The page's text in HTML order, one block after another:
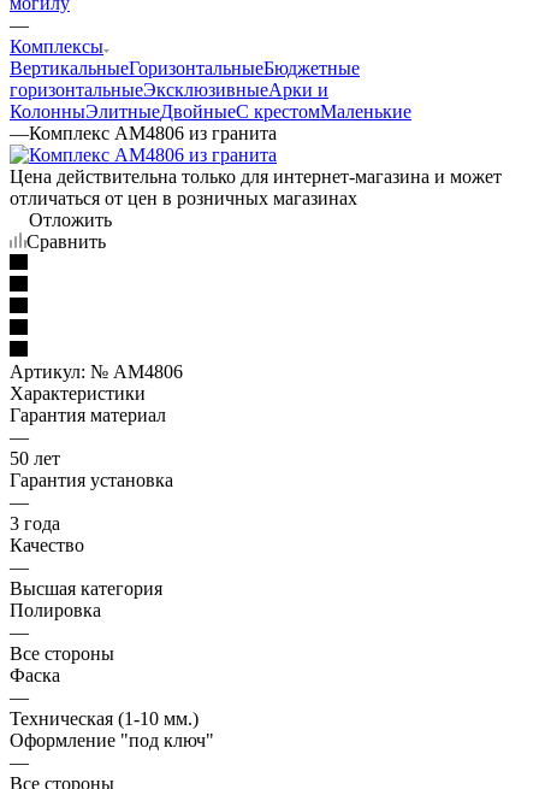
—
Комплексы
ВертикальныеГоризонтальныеБюджетные
горизонтальныеЭксклюзивныеАрки и
КолонныЭлитныеДвойныеС крестомМаленькие
—Комплекс AM4806 из гранита
Цена действительна только для интернет-магазина и может
отличаться от цен в розничных магазинах
Отложить
Сравнить
Артикул: № AM4806
Характеристики
Гарантия материал
—
50 лет
Гарантия установка
—
3 года
Качество
—
Высшая категория
Полировка
—
Все стороны
Фаска
—
Техническая (1-10 мм.)
Оформление "под ключ"
—
Все стороны